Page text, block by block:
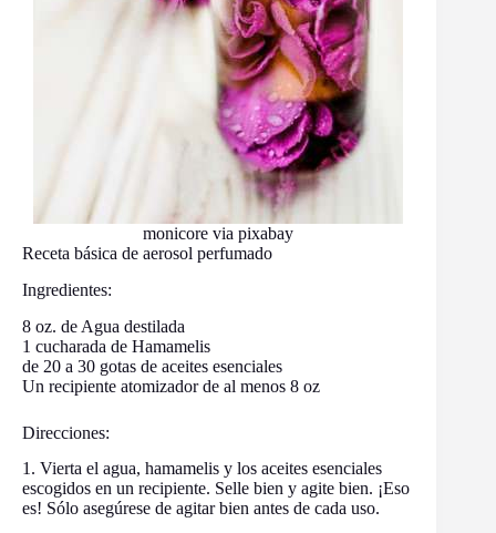
monicore via pixabay
Receta básica de aerosol perfumado
Ingredientes:
8 oz. de Agua destilada
1 cucharada de Hamamelis
de 20 a 30 gotas de aceites esenciales
Un recipiente atomizador de al menos 8 oz
Direcciones:
1. Vierta el agua, hamamelis y los aceites esenciales
escogidos en un recipiente. Selle bien y agite bien. ¡Eso
es! Sólo asegúrese de agitar bien antes de cada uso.